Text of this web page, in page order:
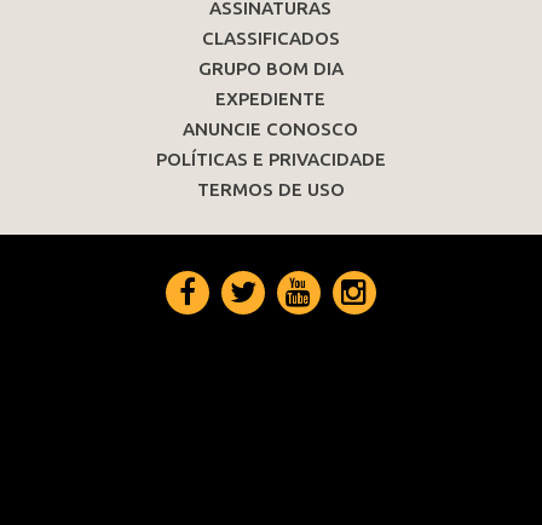
ASSINATURAS
CLASSIFICADOS
GRUPO BOM DIA
EXPEDIENTE
ANUNCIE CONOSCO
POLÍTICAS E PRIVACIDADE
TERMOS DE USO